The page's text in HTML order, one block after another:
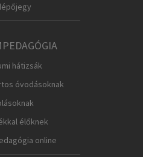
hátizsák
óvodásoknak
élőknek
online